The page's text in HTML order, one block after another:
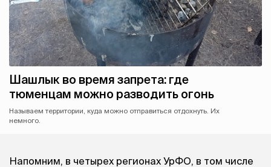
Шашлык во время запрета: где
тюменцам можно разводить огонь
Называем территории, куда можно отправиться отдохнуть. Их
немного.
Напомним, в четырех регионах УрФО, в том числе